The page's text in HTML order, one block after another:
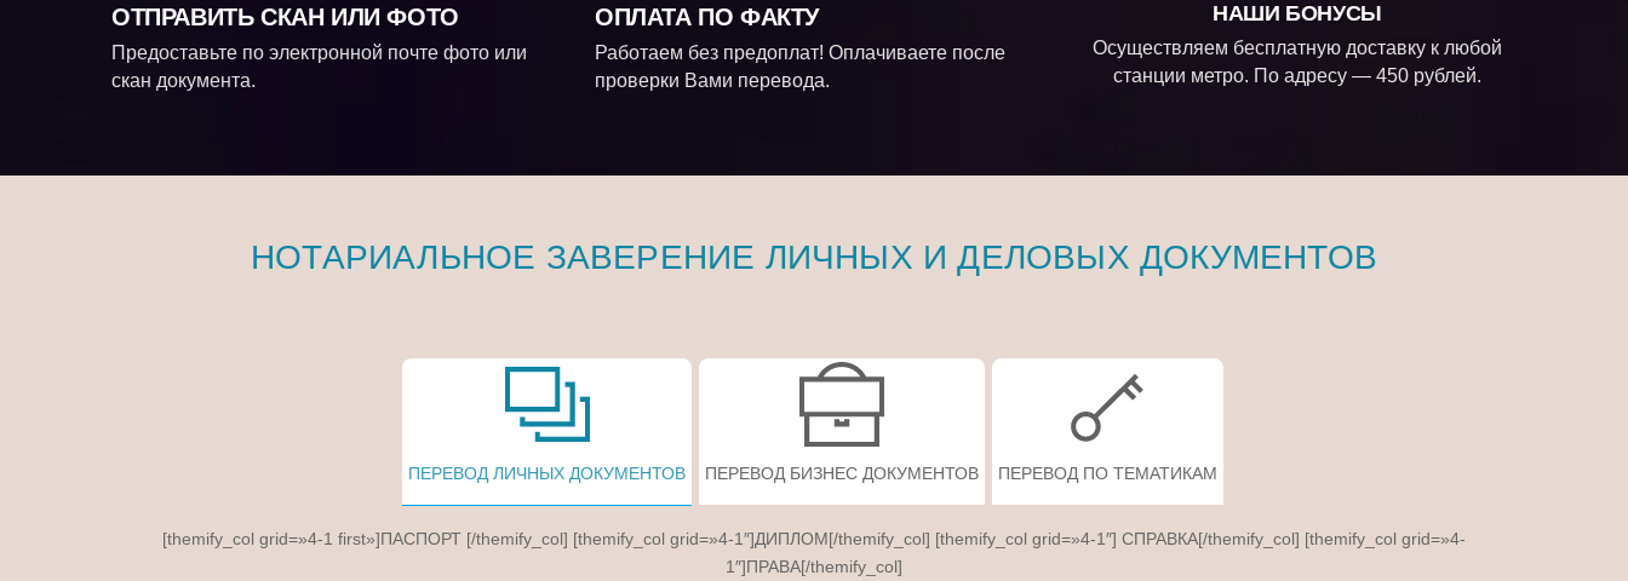
ОТПРАВИТЬ СКАН ИЛИ ФОТО
Предоставьте по электронной почте фото или
скан документа.
ОПЛАТА ПО ФАКТУ
Работаем без предоплат! Оплачиваете после
проверки Вами перевода.
НАШИ БОНУСЫ
Осуществляем бесплатную доставку к любой
станции метро. По адресу — 450 рублей.
НОТАРИАЛЬНОЕ ЗАВЕРЕНИЕ ЛИЧНЫХ И ДЕЛОВЫХ ДОКУМЕНТОВ
ПЕРЕВОД ЛИЧНЫХ ДОКУМЕНТОВ ПЕРЕВОД БИЗНЕС ДОКУМЕНТОВ ПЕРЕВОД ПО ТЕМАТИКАМ
[themify_col grid=»4-1 first»]ПАСПОРТ [/themify_col] [themify_col grid=»4-1″]ДИПЛОМ[/themify_col] [themify_col grid=»4-1″] СПРАВКА[/themify_col] [themify_col grid=»4-
1″]ПРАВА[/themify_col]